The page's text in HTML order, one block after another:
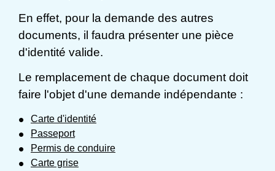
En effet, pour la demande des autres
documents, il faudra présenter une pièce
d'identité valide.
Le remplacement de chaque document doit
faire l'objet d'une demande indépendante :
Carte d'identité
Passeport
Permis de conduire
Carte grise